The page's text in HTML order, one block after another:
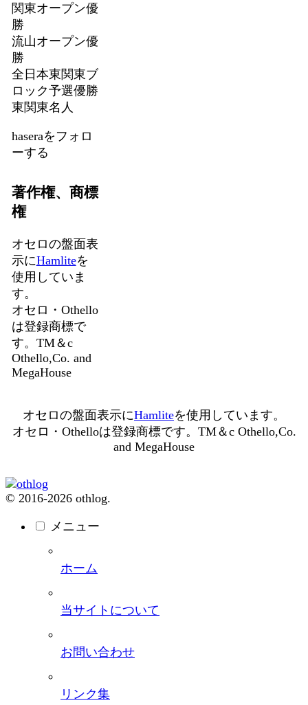
関東オープン優
勝
流山オープン優
勝
全日本東関東ブ
ロック予選優勝
東関東名人
haseraをフォロ
ーする
著作権、商標
権
オセロの盤面表
示にHamliteを
使用していま
す。
オセロ・Othello
は登録商標で
す。TM＆c
Othello,Co. and
MegaHouse
オセロの盤面表示にHamliteを使用しています。
オセロ・Othelloは登録商標です。TM＆c Othello,Co.
and MegaHouse
© 2016-2026 othlog.
メニュー
ホーム
当サイトについて
お問い合わせ
リンク集